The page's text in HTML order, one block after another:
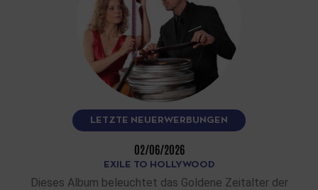
LETZTE NEUERWERBUNGEN
02/06/2026
EXILE TO HOLLYWOOD
Dieses Album beleuchtet das Goldene Zeitalter der